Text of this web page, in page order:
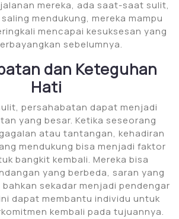
mereka, ada saat-saat sulit,
mendukung, mereka mampu
mencapai kesuksesan yang
sebelumnya.
dan Keteguhan
Hati
persahabatan dapat menjadi
yang besar. Ketika seseorang
atau tantangan, kehadiran
mendukung bisa menjadi faktor
bangkit kembali. Mereka bisa
yang berbeda, saran yang
sekadar menjadi pendengar
dapat membantu individu untuk
kembali pada tujuannya.